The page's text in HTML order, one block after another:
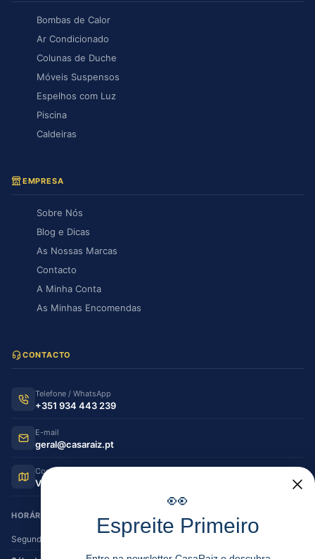
Bombas de Calor
Ar Condicionado
Colunas de Duche
Móveis Suspensos
Espelhos com Luz
Piscina
Caldeiras
EMPRESA
Sobre Nós
Blog e Dicas
As Nossas Marcas
Contacto
A Minha Conta
As Minhas Encomendas
CONTACTO
Telefone / WhatsApp
+351 934 443 239
E-mail
geral@casaraiz.pt
Como chegar
Ver no Google Maps
HORÁRIO DE FUNCIONAMENTO
Segunda — Sexta
👀
Espreite Primeiro